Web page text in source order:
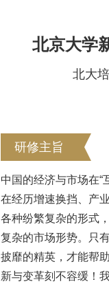
北京大学
北大
研修主旨
中国的经济与市场在“
在经历增速换挡、产
各种纷繁复杂的形式
复杂的市场形势。只
披靡的精英，才能帮
新与变革刻不容缓！